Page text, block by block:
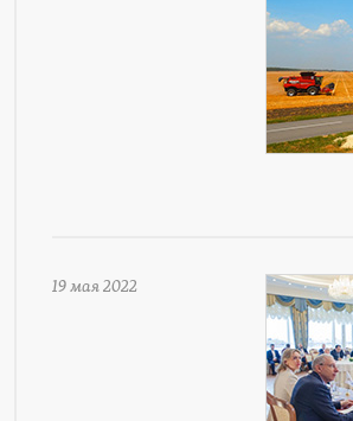
19 мая 2022